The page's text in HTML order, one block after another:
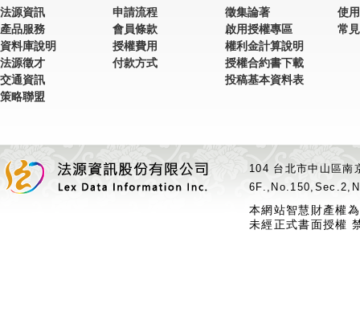
法源資訊
產品服務
資料庫說明
法源徵才
交通資訊
策略聯盟
申請流程
會員條款
授權費用
付款方式
徵集論著
啟用授權專區
權利金計算說明
授權合約書下載
投稿基本資料表
使
常
104 台北市中山區
本網站智慧財產權
未經正式書面授權